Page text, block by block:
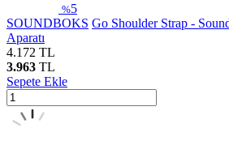
%5
SOUNDBOKS Go Shoulder Strap -
Aparatı
4.172 TL
3.963 TL
Sepete Ekle